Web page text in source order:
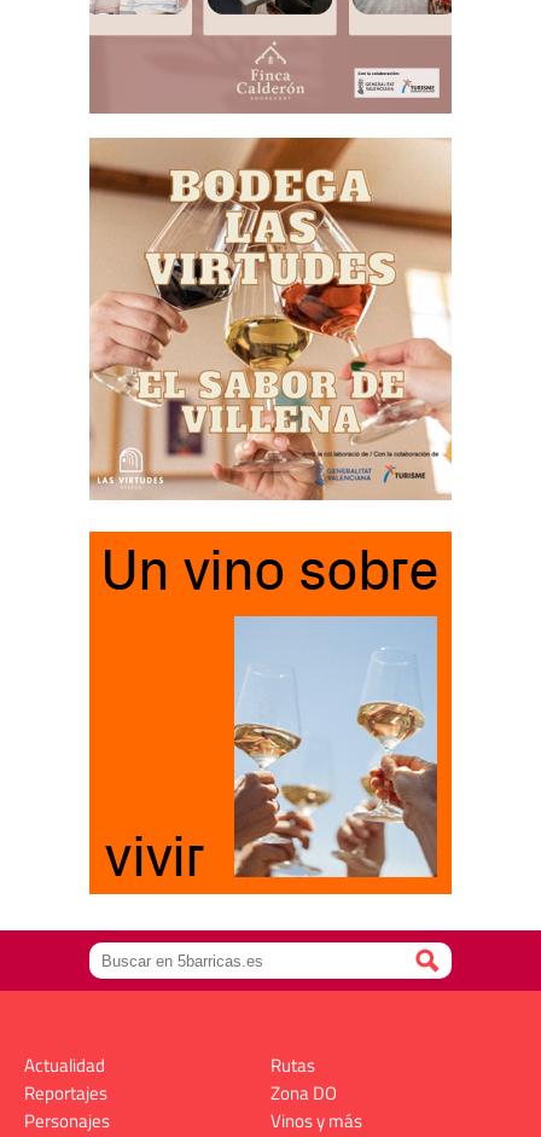
Actualidad
Reportajes
Personajes
Rutas
Zona DO
Vinos y más